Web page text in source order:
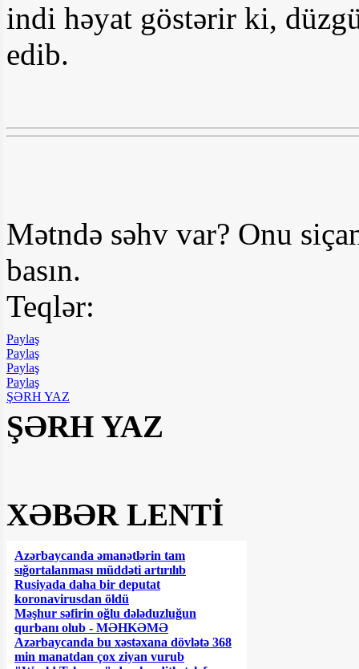
indi həyat göstərir ki,
edib.
Mətndə səhv var? Onu
basın.
Teqlər:
Paylaş
Paylaş
Paylaş
Paylaş
ŞƏRH YAZ
ŞƏRH YAZ
XƏBƏR LENTİ
Azərbaycanda əmanətlərin tam
sığortalanması müddəti artırılıb
Rusiyada daha bir deputat
koronavirusdan öldü
Məşhur səfirin oğlu dələduzluğun
qurbanı olub - MƏHKƏMƏ
Azərbaycanda bu xəstəxana dövlətə 368
min manatdan çox ziyan vurub